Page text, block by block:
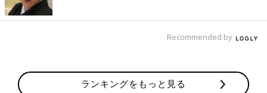
Recommended by
ランキングをもっと見る